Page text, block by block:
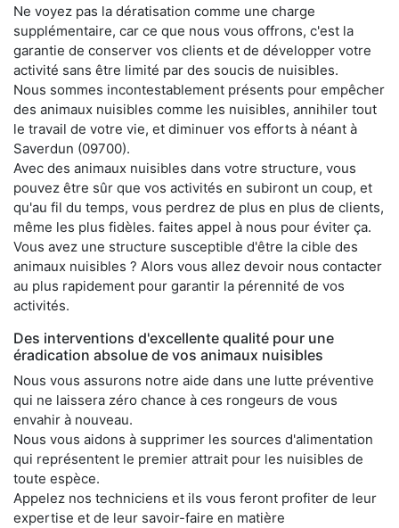
Ne voyez pas la dératisation comme une charge
supplémentaire, car ce que nous vous offrons, c'est la
garantie de conserver vos clients et de développer votre
activité sans être limité par des soucis de nuisibles.
Nous sommes incontestablement présents pour empêcher
des animaux nuisibles comme les nuisibles, annihiler tout
le travail de votre vie, et diminuer vos efforts à néant à
Saverdun (09700).
Avec des animaux nuisibles dans votre structure, vous
pouvez être sûr que vos activités en subiront un coup, et
qu'au fil du temps, vous perdrez de plus en plus de clients,
même les plus fidèles. faites appel à nous pour éviter ça.
Vous avez une structure susceptible d'être la cible des
animaux nuisibles ? Alors vous allez devoir nous contacter
au plus rapidement pour garantir la pérennité de vos
activités.
Des interventions d'excellente qualité pour une
éradication absolue de vos animaux nuisibles
Nous vous assurons notre aide dans une lutte préventive
qui ne laissera zéro chance à ces rongeurs de vous
envahir à nouveau.
Nous vous aidons à supprimer les sources d'alimentation
qui représentent le premier attrait pour les nuisibles de
toute espèce.
Appelez nos techniciens et ils vous feront profiter de leur
expertise et de leur savoir-faire en matière